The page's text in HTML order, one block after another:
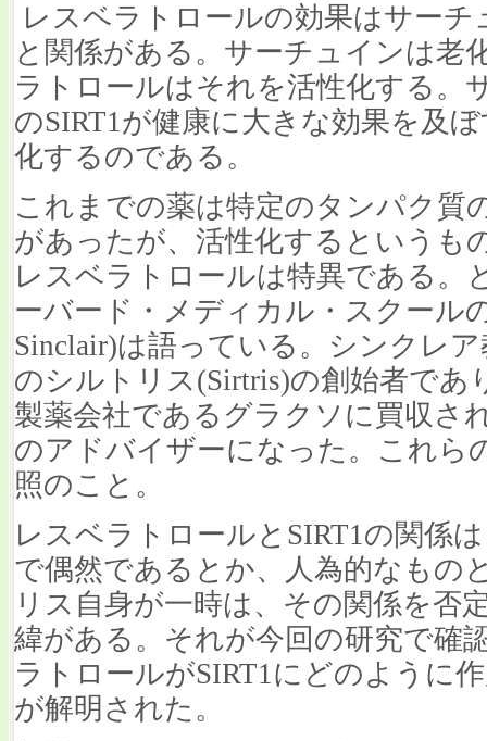
レスベラトロールの効果はサー
と関係がある。サーチュインは老
ラトロールはそれを活性化する。
のSIRT1が健康に大きな効果を及
化するのである。
これまでの薬は特定のタンパク質
があったが、活性化するというも
レスベラトロールは特異である。
ーバード・メディカル・スクール
Sinclair)は語っている。シンクレ
のシルトリス(Sirtris)の創始者であ
製薬会社であるグラクソに買収さ
のアドバイザーになった。これら
照のこと。
レスベラトロールとSIRT1の関係
で偶然であるとか、人為的なもの
リス自身が一時は、その関係を否
緯がある。それが今回の研究で確
ラトロールがSIRT1にどのように
が解明された。